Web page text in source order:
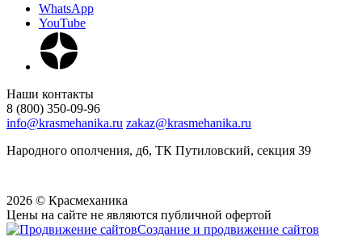
WhatsApp
YouTube
Наши контакты
8 (800) 350-09-96
info@krasmehanika.ru zakaz@krasmehanika.ru
Народного ополчения, д6, ТК Путиловский, секция 39
2026 © Красмеханика
Цены на сайте не являются публичной офертой
Создание и продвижение сайтов